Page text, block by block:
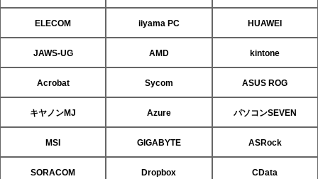
ELECOM iiyama PC HUAWEI
JAWS-UG AMD kintone
Acrobat Sycom ASUS ROG
キヤノンMJ Azure パソコンSEVEN
MSI GIGABYTE ASRock
SORACOM Dropbox CData